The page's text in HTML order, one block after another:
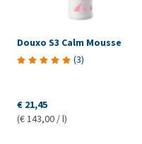
Douxo S3 Calm Mousse
(3)
€ 21,45
(€ 143,00 / l)